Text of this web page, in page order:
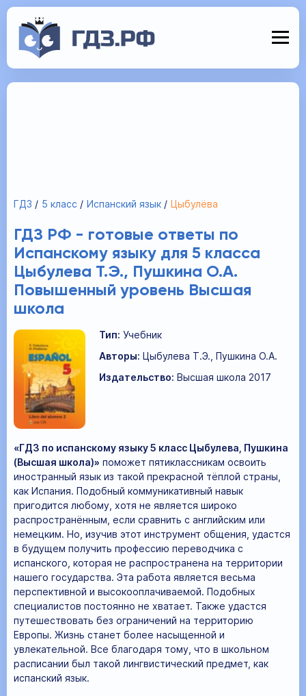
ГДЗ 5 класс Испанский язык Цыбулёва
ГДЗ РФ - готовые ответы по
Испанскому языку для 5 класса
Цыбулева Т.Э., Пушкина О.А.
Повышенный уровень Высшая
школа
Тип: Учебник
Авторы: Цыбулева Т.Э., Пушкина О.А.
Издательство: Высшая школа 2017
«ГДЗ по испанскому языку 5 класс Цыбулева, Пушкина
(Высшая школа)» поможет пятиклассникам освоить
иностранный язык из такой прекрасной тёплой страны,
как Испания. Подобный коммуникативный навык
пригодится любому, хотя не является широко
распространённым, если сравнить с английским или
немецким. Но, изучив этот инструмент общения, удастся
в будущем получить профессию переводчика с
испанского, которая не распространена на территории
нашего государства. Эта работа является весьма
перспективной и высокооплачиваемой. Подобных
специалистов постоянно не хватает. Также удастся
путешествовать без ограничений на территорию
Европы. Жизнь станет более насыщенной и
увлекательной. Все благодаря тому, что в школьном
расписании был такой лингвистический предмет, как
испанский язык.